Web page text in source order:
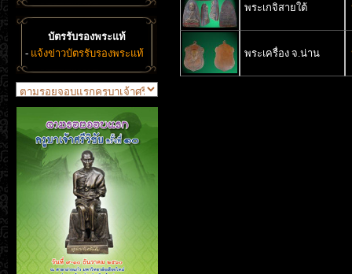
บัตรรับรองพระแท้
- แจ้งข่าวบัตรรับรองพระแท้
พระเกจิสายใต้
พระเครื่อง จ.น่าน